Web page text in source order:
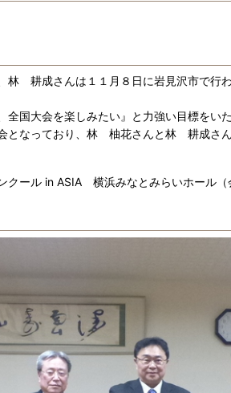
耕成さんは１１月８日に岩見沢市で行わ
国大会を楽しみたい』と力強い目標をいた
なっており、林 柚花さんと林 耕成さん
ール in ASIA 横浜みなとみらいホール（